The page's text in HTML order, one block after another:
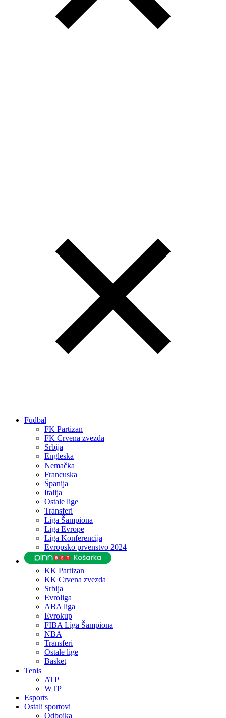
Fudbal
FK Partizan
FK Crvena zvezda
Srbija
Engleska
Nemačka
Francuska
Španija
Italija
Ostale lige
Transferi
Liga Šampiona
Liga Evrope
Liga Konferencija
Evropsko prvenstvo 2024
KK Partizan
KK Crvena zvezda
Srbija
Evroliga
ABA liga
Evrokup
FIBA Liga Šampiona
NBA
Transferi
Ostale lige
Basket
Tenis
ATP
WTP
Esports
Ostali sportovi
Odbojka